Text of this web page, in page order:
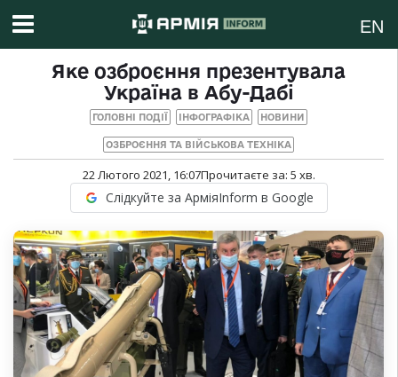
EN
Яке озброєння презентувала
Україна в Абу-Дабі
ГОЛОВНІ ПОДІЇ ІНФОГРАФІКА НОВИНИ
ОЗБРОЄННЯ ТА ВІЙСЬКОВА ТЕХНІКА
22 Лютого 2021, 16:07Прочитаєте за: 5 хв.
Слідкуйте за АрміяInform в Google